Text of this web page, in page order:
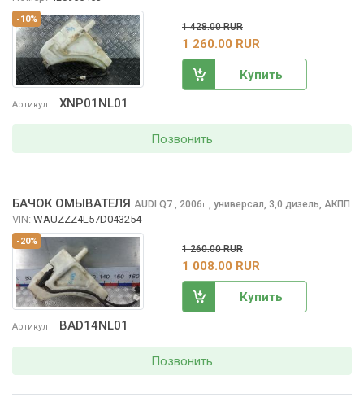
-10%
Артикул XNP01NL01
1 428.00 RUR
1 260.00 RUR
Купить
Позвонить
-20%
Артикул BAD14NL01
БАЧОК ОМЫВАТЕЛЯ AUDI Q7 , 2006г. универсал, 3,0 дизель, АКПП
VIN: WAUZZZ4L57D043254
1 260.00 RUR
1 008.00 RUR
Купить
Позвонить